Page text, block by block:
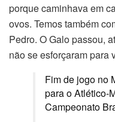
porque caminhava em
ovos. Temos também
Pedro. O Galo passou,
não se esforçaram para
Fim de jogo no
para o Atlético-
Campeonato